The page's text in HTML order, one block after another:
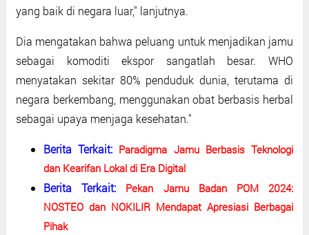
yang baik di negara luar," lanjutnya.
Dia mengatakan bahwa peluang untuk menjadikan jamu
sebagai komoditi ekspor sangatlah besar. WHO
menyatakan sekitar 80% penduduk dunia, terutama di
negara berkembang, menggunakan obat berbasis herbal
sebagai upaya menjaga kesehatan."
Berita Terkait: Paradigma Jamu Berbasis Teknologi
dan Kearifan Lokal di Era Digital
Berita Terkait: Pekan Jamu Badan POM 2024:
NOSTEO dan NOKILIR Mendapat Apresiasi Berbagai
Pihak